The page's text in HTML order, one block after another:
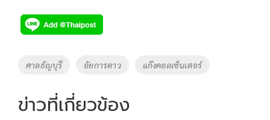
e
b
o
k
tt
er
p
y
Li
k
Tags
ศาลธัญบุรี อัยการดาว แก๊งคอลเซ็นเตอร์
ข่าวที่เกี่ยวข้อง